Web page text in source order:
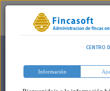
CENTRO
Información